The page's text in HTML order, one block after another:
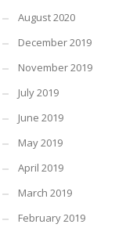
August 2020
December 2019
November 2019
July 2019
June 2019
May 2019
April 2019
March 2019
February 2019